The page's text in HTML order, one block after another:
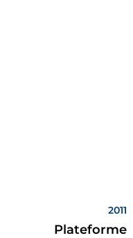
2011
Plateforme